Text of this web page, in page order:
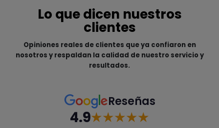
Lo que dicen nuestros
clientes
Opiniones reales de clientes que ya confiaron en
nosotros y respaldan la calidad de nuestro servicio y
resultados.
Reseñas
4.9★★★★★